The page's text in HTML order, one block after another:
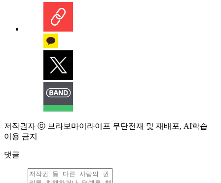
저작권자 ⓒ 브라보마이라이프 무단전재 및 재배포, AI학습
이용 금지
댓글